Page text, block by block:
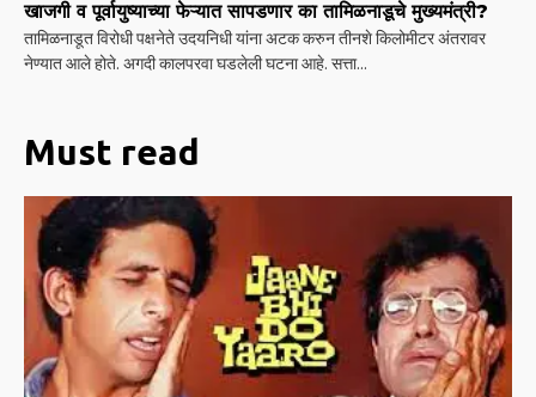
खाजगी व पूर्वायुष्याच्या फेऱ्यात सापडणार का तामिळनाडूचे मुख्यमंत्री?
तामिळनाडूत विरोधी पक्षनेते उदयनिधी यांना अटक करुन तीनशे किलोमीटर अंतरावर
नेण्यात आले होते. अगदी कालपरवा घडलेली घटना आहे. सत्ता...
Must read